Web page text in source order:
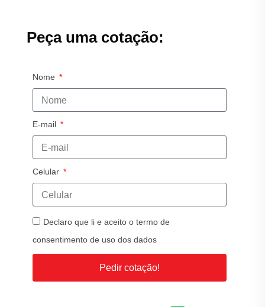
Peça uma cotação:
Nome
E-mail
Celular
Declaro que li e aceito o termo de
consentimento de uso dos dados
Pedir cotação!